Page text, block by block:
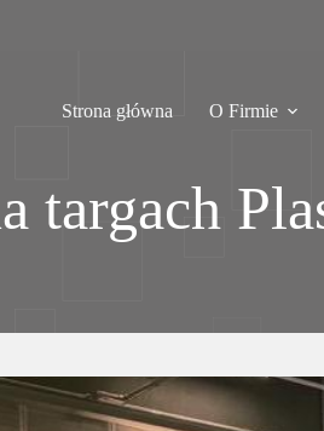
Strona główna O Firmie
targach